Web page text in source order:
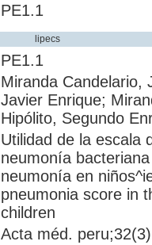
PE1.1
lipecs
PE1.1
Miranda Candelario,
Javier Enrique;
Hipólito, Segundo
Utilidad de la escala
neumonía
neumonía en
pneumonia score in
children
Acta méd.